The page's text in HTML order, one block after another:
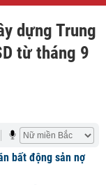
dựng Trung
từ tháng 9
bất động sản nợ